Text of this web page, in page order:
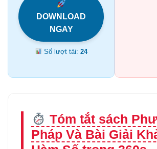
DOWNLOAD
NGAY
Số lượt tải:24
Tóm tắt sách
Pháp Và Bài Giải